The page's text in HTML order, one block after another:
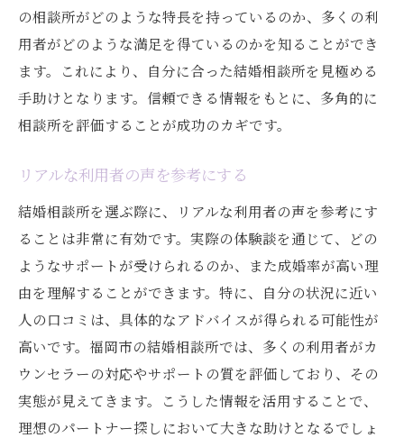
の相談所がどのような特長を持っているのか、多くの利
用者がどのような満足を得ているのかを知ることができ
ます。これにより、自分に合った結婚相談所を見極める
手助けとなります。信頼できる情報をもとに、多角的に
相談所を評価することが成功のカギです。
リアルな利用者の声を参考にする
結婚相談所を選ぶ際に、リアルな利用者の声を参考にす
ることは非常に有効です。実際の体験談を通じて、どの
ようなサポートが受けられるのか、また成婚率が高い理
由を理解することができます。特に、自分の状況に近い
人の口コミは、具体的なアドバイスが得られる可能性が
高いです。福岡市の結婚相談所では、多くの利用者がカ
ウンセラーの対応やサポートの質を評価しており、その
実態が見えてきます。こうした情報を活用することで、
理想のパートナー探しにおいて大きな助けとなるでしょ